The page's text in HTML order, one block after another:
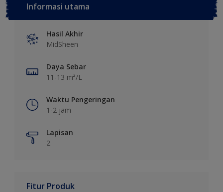
Informasi utama
Hasil Akhir
MidSheen
Daya Sebar
11-13 m²/L
Waktu Pengeringan
1-2 jam
Lapisan
2
Fitur Produk